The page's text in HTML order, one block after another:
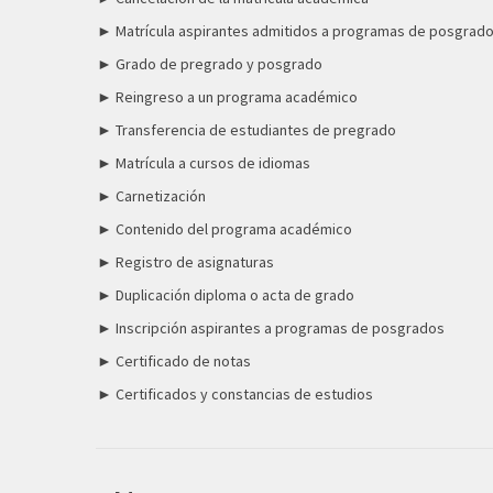
► Matrícula aspirantes admitidos a programas de posgrado
► Grado de pregrado y posgrado
► Reingreso a un programa académico
► Transferencia de estudiantes de pregrado
► Matrícula a cursos de idiomas
► Carnetización
► Contenido del programa académico
► Registro de asignaturas
► Duplicación diploma o acta de grado
► Inscripción aspirantes a programas de posgrados
► Certificado de notas
► Certificados y constancias de estudios